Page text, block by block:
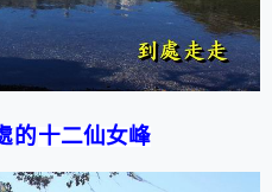
的十二仙女峰